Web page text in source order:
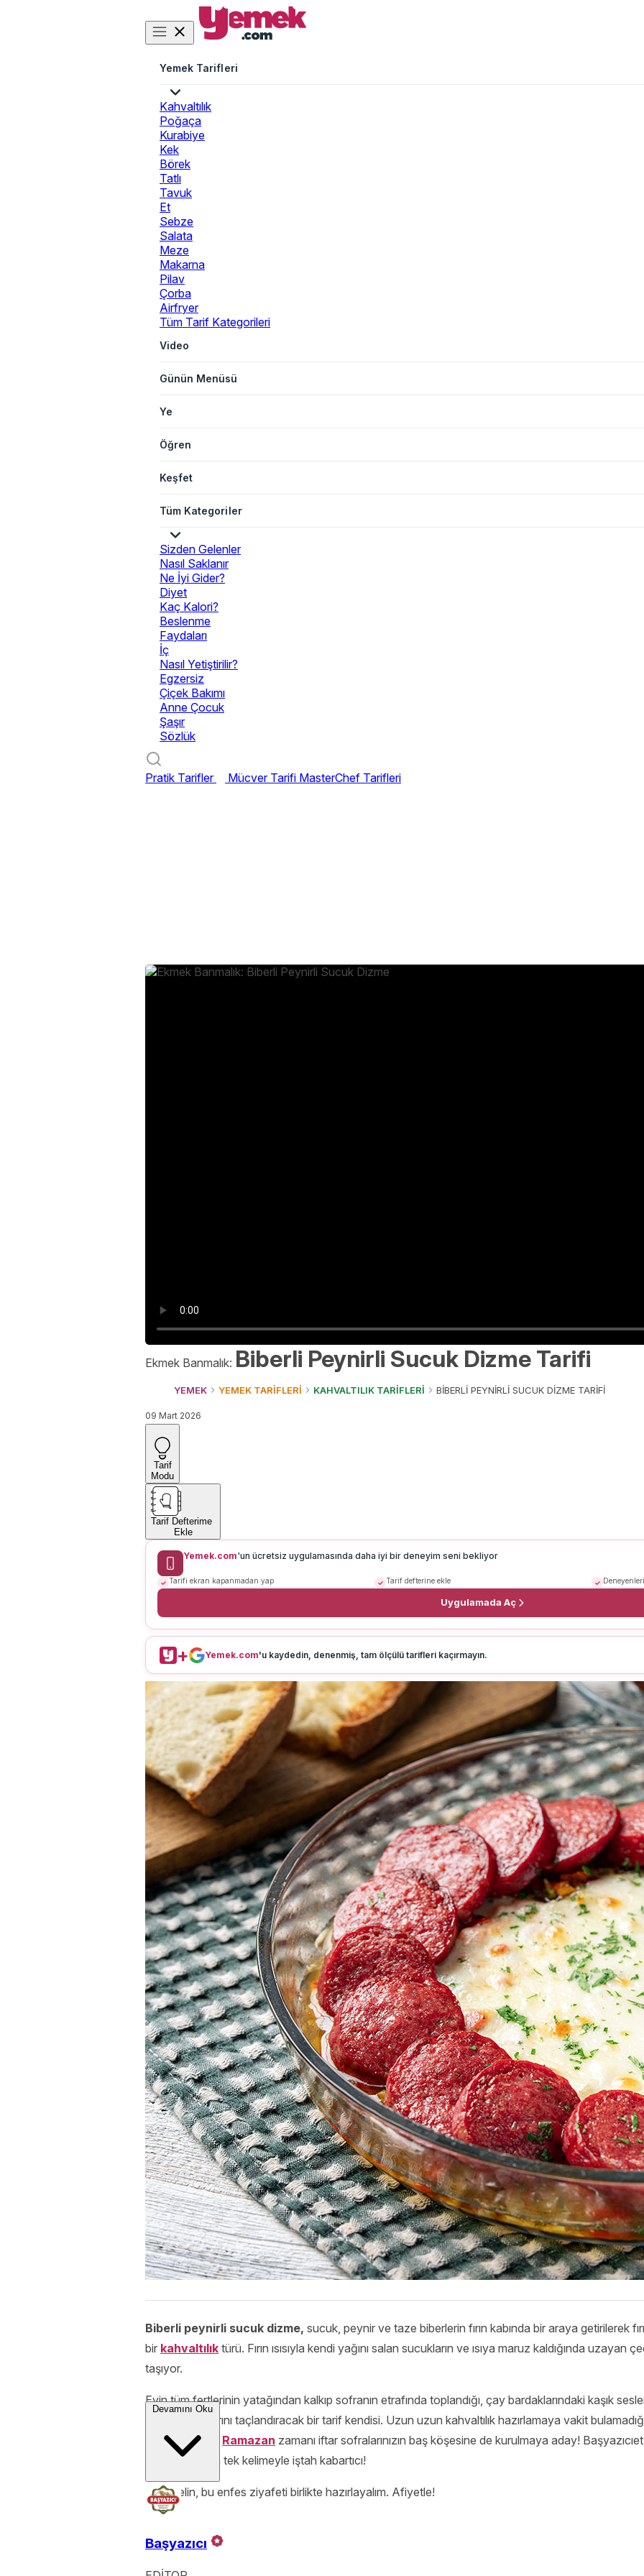
Yemek Tarifleri
Kahvaltılık
Poğaça
Kurabiye
Kek
Börek
Tatlı
Tavuk
Et
Sebze
Salata
Meze
Makarna
Pilav
Çorba
Airfryer
Tüm Tarif Kategorileri
Video
Günün Menüsü
Ye
Öğren
Keşfet
Tüm Kategoriler
Sizden Gelenler
Nasıl Saklanır
Ne İyi Gider?
Diyet
Kaç Kalori?
Beslenme
Faydaları
İç
Nasıl Yetiştirilir?
Egzersiz
Çiçek Bakımı
Anne Çocuk
Şaşır
Sözlük
Pratik Tarifler Mücver Tarifi MasterChef Tarifleri
Ekmek Banmalık: Biberli Peynirli Sucuk Dizme Tarifi
YEMEK YEMEK TARİFLERİ KAHVALTILIK TARİFLERİ BİBERLİ PEYNİRLİ SUCUK DİZME TARİFİ
09 Mart 2026
Tarif
Modu
Tarif Defterime
Ekle
Yemek.com'un ücretsiz uygulamasında daha iyi bir deneyim seni bekliyor
Tarifi ekran kapanmadan yap Tarif defterine ekle
Uygulamada Aç
+ Yemek.com'u kaydedin, denenmiş, tam ölçülü tarifleri kaçırmayın.
Biberli peynirli sucuk dizme, sucuk, peynir ve taze biberlerin fırın kabında bir araya getirilerek
bir kahvaltılık türü. Fırın ısısıyla kendi yağını salan sucukların ve ısıya maruz kaldığında uzayan
taşıyor.
Evin tüm fertlerinin yatağından kalkıp sofranın etrafında toplandığı, çay bardaklarındaki kaşık
pazar sabahlarını taçlandıracak bir tarif kendisi. Uzun uzun kahvaltılık hazırlamaya vakit
kendisi. Ayrıca Ramazan zamanı iftar sofralarınızın baş köşesine de kurulmaya aday!
fırının sıcağıyla tek kelimeyle iştah kabartıcı!
Hadi gelin, bu enfes ziyafeti birlikte hazırlayalım. Afiyetle!
Devamını Oku
Başyazıcı